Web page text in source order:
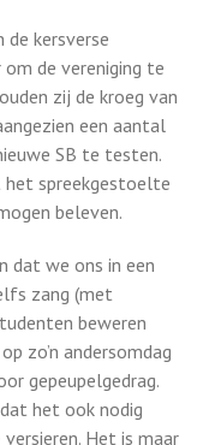
de kersverse
om de vereniging te
zij de kroeg van
een aantal
SB te testen.
het spreekgestoelte
beleven.
dat we ons in een
zang (met
beweren
zo’n andersomdag
gepeupelgedrag.
het ook nodig
Het is maar